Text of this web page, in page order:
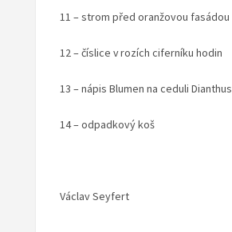
11 – strom před oranžovou fasádou
12 – číslice v rozích ciferníku hodin
13 – nápis Blumen na ceduli Dianthus
14 – odpadkový koš
Václav Seyfert